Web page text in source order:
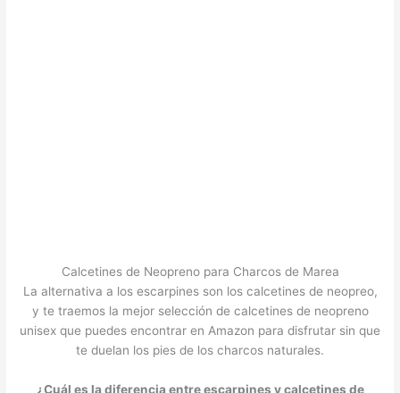
Calcetines de Neopreno para Charcos de Marea
La alternativa a los escarpines son los calcetines de neopreo,
y te traemos la mejor selección de calcetines de neopreno
unisex que puedes encontrar en Amazon para disfrutar sin que
te duelan los pies de los charcos naturales.
¿Cuál es la diferencia entre escarpines y calcetines de